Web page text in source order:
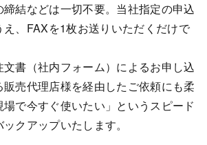
結などは一切不要。当社指定の申込
、FAXを1枚お送りいただくだけで
書（社内フォーム）によるお申し込
売代理店様を経由したご依頼にも柔
で今すぐ使いたい」というスピード
クアップいたします。